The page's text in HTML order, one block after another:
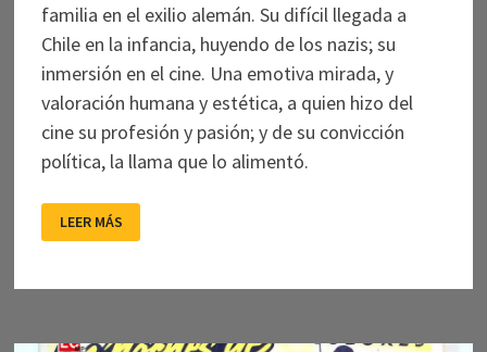
familia en el exilio alemán. Su difícil llegada a
Chile en la infancia, huyendo de los nazis; su
inmersión en el cine. Una emotiva mirada, y
valoración humana y estética, a quien hizo del
cine su profesión y pasión; y de su convicción
política, la llama que lo alimentó.
“MENOS
ES
MÁS”:
TORNO
LEER MÁS